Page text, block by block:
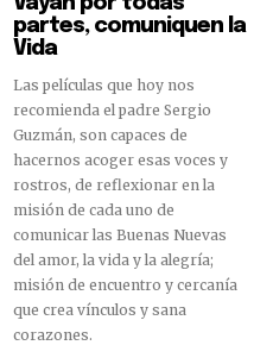
partes, comuniquen la
Vida
Las películas que hoy nos
recomienda el padre Sergio
Guzmán, son capaces de
hacernos acoger esas voces y
rostros, de reflexionar en la
misión de cada uno de
comunicar las Buenas Nuevas
del amor, la vida y la alegría;
misión de encuentro y cercanía
que crea vínculos y sana
corazones.